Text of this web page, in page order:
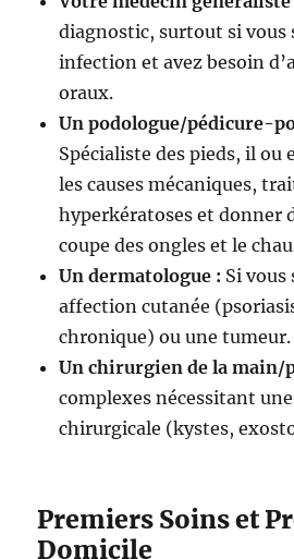
diagnostic, surtout si vous
infection et avez besoin
oraux.
Un podologue/pédicure-
Spécialiste des pieds, il ou
les causes mécaniques,
hyperkératoses et donner
coupe des ongles et le
Un dermatologue : Si vous
affection cutanée
chronique) ou une tumeur.
Un chirurgien de la main/
complexes nécessitant
chirurgicale (kystes,
Premiers Soins et
Domicile